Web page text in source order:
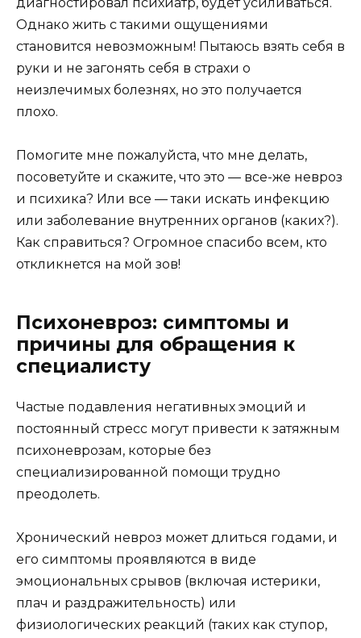
Однако жить с такими ощущениями
становится невозможным! Пытаюсь взять себя в
руки и не загонять себя в страхи о
неизлечимых болезнях, но это получается
плохо.
Помогите мне пожалуйста, что мне делать,
посоветуйте и скажите, что это — все-же невроз
и психика? Или все — таки искать инфекцию
или заболевание внутренних органов (каких?).
Как справиться? Огромное спасибо всем, кто
откликнется на мой зов!
Психоневроз: симптомы и
причины для обращения к
специалисту
Частые подавления негативных эмоций и
постоянный стресс могут привести к затяжным
психоневрозам, которые без
специализированной помощи трудно
преодолеть.
Хронический невроз может длиться годами, и
его симптомы проявляются в виде
эмоциональных срывов (включая истерики,
плач и раздражительность) или
физиологических реакций (таких как ступор,